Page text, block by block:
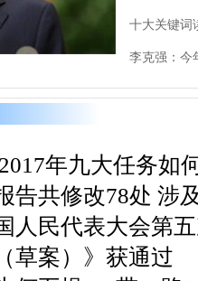
十大关键词
李克强：今
年九大任务如
告共修改78处 涉
人民代表大会第
草案）》获通过